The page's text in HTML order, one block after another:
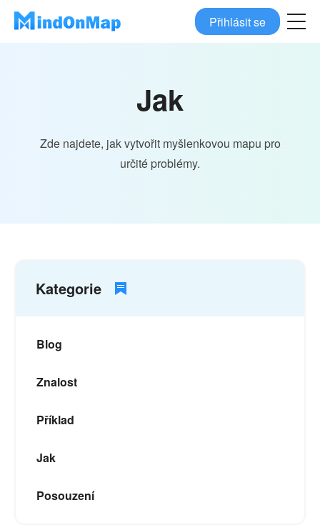
Přihlásit se
Jak
Zde najdete, jak vytvořit myšlenkovou mapu pro
určité problémy.
Kategorie
Blog
Znalost
Příklad
Jak
Posouzení